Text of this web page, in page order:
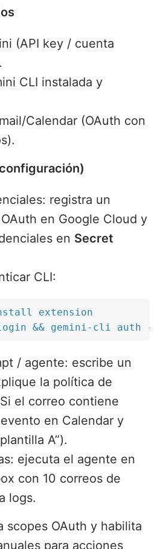
(API key / cuenta
CLI instalada y
Calendar (OAuth con
registra un
en Google Cloud y
en Secret
CLI:
extension
&& gemini-cli auth --
/ agente: escribe un
la política de
el correo contiene
evento en Calendar y
A”).
ejecuta el agente en
con 10 correos de
logs.
scopes OAuth y habilita
para acciones